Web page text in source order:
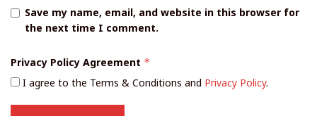
Save my name, email, and website in this browser for
the next time I comment.
Privacy Policy Agreement *
I agree to the Terms & Conditions and Privacy Policy.